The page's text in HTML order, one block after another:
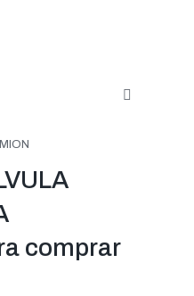
comprar